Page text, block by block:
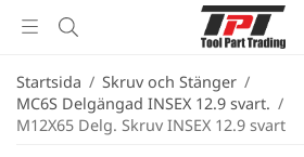
Startsida / Skruv och Stänger /
MC6S Delgängad INSEX 12.9 svart. /
M12X65 Delg. Skruv INSEX 12.9 svart